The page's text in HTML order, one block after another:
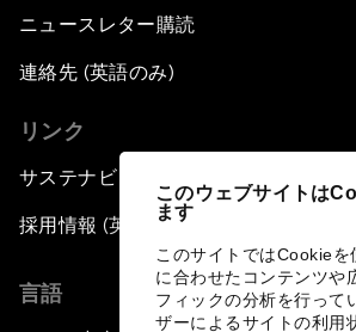
このウェブサイトは
ます
このサイトではCookieを
に合わせたコンテンツや
フィックの分析を行って
ザーによるサイトの利用
ニュースレター購読
連絡先 (英語のみ)
リンク
サステナビリティへの取り組み
採用情報 (英語のみ)
言語